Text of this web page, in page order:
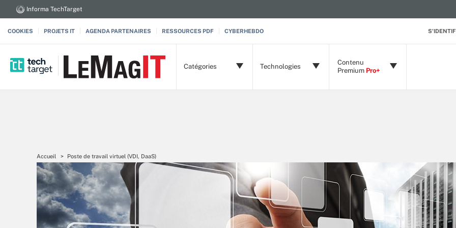
Informa TechTarget
COOKIES PROJETS IT AGENDA PARTENAIRES RESSOURCES PDF CYBERHEBDO
Catégories Technologies
Contenu
Premium Pro+
Accueil Poste de travail virtuel (VDI, DaaS)